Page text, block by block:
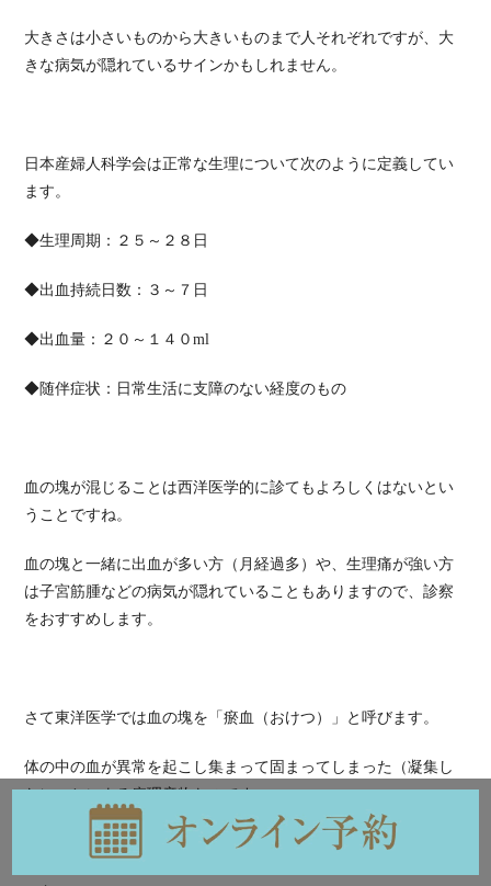
大きさは小さいものから大きいものまで人それぞれですが、大
きな病気が隠れているサインかもしれません。
日本産婦人科学会は正常な生理について次のように定義してい
ます。
◆生理周期：２５～２８日
◆出血持続日数：３～７日
◆出血量：２０～１４０ml
◆随伴症状：日常生活に支障のない経度のもの
血の塊が混じることは西洋医学的に診てもよろしくはないとい
うことですね。
血の塊と一緒に出血が多い方（月経過多）や、生理痛が強い方
は子宮筋腫などの病気が隠れていることもありますので、診察
をおすすめします。
さて東洋医学では血の塊を「瘀血（おけつ）」と呼びます。
体の中の血が異常を起こし集まって固まってしまった（凝集し
た）ことによる病理産物なのです。